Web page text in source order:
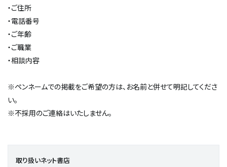
・ご住所
・電話番号
・ご年齢
・ご職業
・相談内容
※ペンネームでの掲載をご希望の方は、お名前と併せて明記してくださ
い。
※不採用のご連絡はいたしません。
取り扱いネット書店